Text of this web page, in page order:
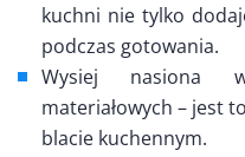
kuchni nie tylko
podczas gotowania.
Wysiej nasiona
materiałowych – jest
blacie kuchennym.